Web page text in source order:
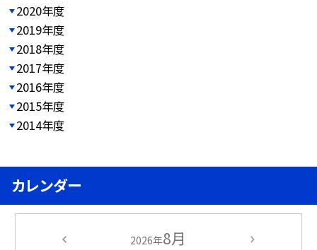
2020年度
2019年度
2018年度
2017年度
2016年度
2015年度
2014年度
カレンダー
2026年8月